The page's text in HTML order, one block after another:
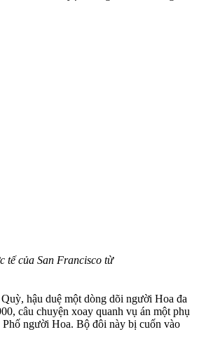
tế của San Francisco từ
hậu duệ một dòng dõi người Hoa đa
câu chuyện xoay quanh vụ án một phụ
người Hoa. Bộ đôi này bị cuốn vào